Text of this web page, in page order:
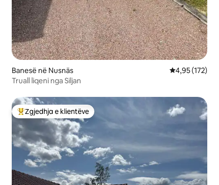
Banesë në Nusnäs Vlerësimi
4,95 (172)
Truall liqeni nga Siljan
Më të mirat e zgjedhjeve të klientëve
Zgjedhja e klientëve